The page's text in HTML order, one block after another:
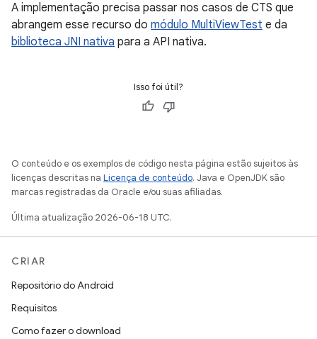
A implementação precisa passar nos casos de CTS que
abrangem esse recurso do módulo MultiViewTest e da
biblioteca JNI nativa para a API nativa.
Isso foi útil?
O conteúdo e os exemplos de código nesta página estão sujeitos às
licenças descritas na Licença de conteúdo. Java e OpenJDK são
marcas registradas da Oracle e/ou suas afiliadas.
Última atualização 2026-06-18 UTC.
CRIAR
Repositório do Android
Requisitos
Como fazer o download